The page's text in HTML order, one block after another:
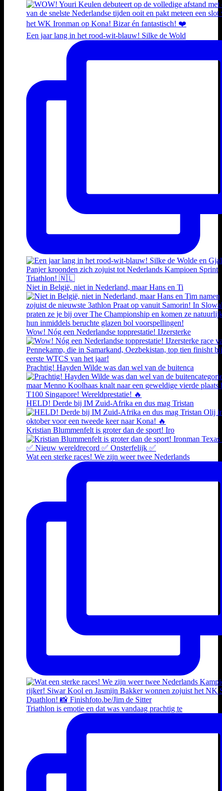
Een jaar lang in het rood-wit-blauw! Silke de Wold
Niet in België, niet in Nederland, maar Hans en Ti
Wow! Nóg een Nederlandse topprestatie! IJzersterke
Prachtig! Hayden Wilde was dan wel van de buitenca
HELD! Derde bij IM Zuid-Afrika en dus mag Tristan
Kristian Blummenfelt is groter dan de sport! Iro
Wat een sterke races! We zijn weer twee Nederlands
Triathlon is emotie en dat was vandaag prachtig te